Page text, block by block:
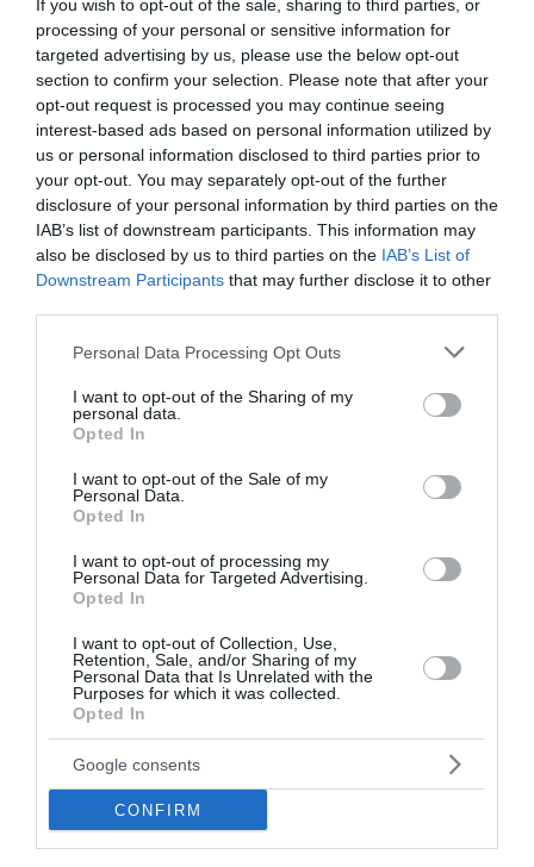
If you wish to opt-out of the sale, sharing to third parties, or
processing of your personal or sensitive information for
targeted advertising by us, please use the below opt-out
section to confirm your selection. Please note that after your
opt-out request is processed you may continue seeing
interest-based ads based on personal information utilized by
us or personal information disclosed to third parties prior to
your opt-out. You may separately opt-out of the further
disclosure of your personal information by third parties on the
IAB’s list of downstream participants. This information may
also be disclosed by us to third parties on the IAB’s List of
Downstream Participants that may further disclose it to other
Please note that this website/app uses one or more Google
not limited to your visit or usage behaviour. You may click to
grant or deny consent to Google and its third-party tags to
use your data for below specified purposes in below Google
consent section.
Personal Data Processing Opt Outs
I want to opt-out of the Sharing of my
personal data.
Opted In
I want to opt-out of the Sale of my
Personal Data.
Opted In
I want to opt-out of processing my
Personal Data for Targeted Advertising.
Opted In
I want to opt-out of Collection, Use,
Retention, Sale, and/or Sharing of my
Personal Data that Is Unrelated with the
Purposes for which it was collected.
Opted In
Google consents
CONFIRM
Ξεκινούν τα γυρίσµατα – Τι λέει ο δήµαρχος στο
«S»
Προγνωστικά
Πώς ο Akylas θα πει «Ferto» στη Eurovision
Με αέρα φαβορί για το πρώτο βήµα στη Βιέννη
Λένα Ζευγαρά
«Είµαι υπέρ του γάµου και της οικογένειας»
Η διάσηµη τραγουδίστρια αποκαλύπτει τα σχέδιά